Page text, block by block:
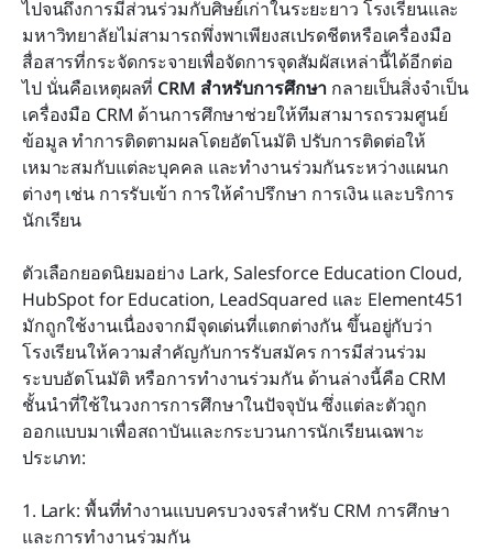
ไปจนถึงการมีส่วนร่วมกับศิษย์เก่าในระยะยาว โรงเรียนและ
มหาวิทยาลัยไม่สามารถพึ่งพาเพียงสเปรดชีตหรือเครื่องมือ
สื่อสารที่กระจัดกระจายเพื่อจัดการจุดสัมผัสเหล่านี้ได้อีกต่อ
ไป นั่นคือเหตุผลที่ CRM สำหรับการศึกษา กลายเป็นสิ่งจำเป็น
เครื่องมือ CRM ด้านการศึกษาช่วยให้ทีมสามารถรวมศูนย์
ข้อมูล ทำการติดตามผลโดยอัตโนมัติ ปรับการติดต่อให้
เหมาะสมกับแต่ละบุคคล และทำงานร่วมกันระหว่างแผนก
ต่างๆ เช่น การรับเข้า การให้คำปรึกษา การเงิน และบริการ
นักเรียน
ตัวเลือกยอดนิยมอย่าง Lark, Salesforce Education Cloud,
HubSpot for Education, LeadSquared และ Element451
มักถูกใช้งานเนื่องจากมีจุดเด่นที่แตกต่างกัน ขึ้นอยู่กับว่า
โรงเรียนให้ความสำคัญกับการรับสมัคร การมีส่วนร่วม
ระบบอัตโนมัติ หรือการทำงานร่วมกัน ด้านล่างนี้คือ CRM
ชั้นนำที่ใช้ในวงการการศึกษาในปัจจุบัน ซึ่งแต่ละตัวถูก
ออกแบบมาเพื่อสถาบันและกระบวนการนักเรียนเฉพาะ
ประเภท:
1. Lark: พื้นที่ทำงานแบบครบวงจรสำหรับ CRM การศึกษา
และการทำงานร่วมกัน
ศึกษา
การเลือก CRM ที่เหมาะสมสำหรับสถาบันของคุณ
ความท้าทายที่พบบ่อยในระบบ CRM ด้านการศึกษา
(และวิธีที่ Lark ช่วยเหลือ)
ประโยชน์ของการใช้ CRM ในการศึกษา
การอ่านที่เกี่ยวข้อง